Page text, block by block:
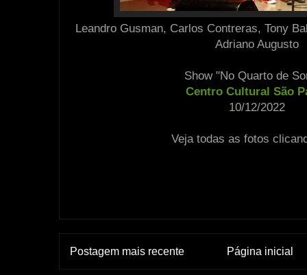
Leandro Gusman, Carlos Contreras, Tony
Adriano Augusto
Show "No Quarto de
Centro Cultural São
10/12/2022
Veja todas as fotos
Postagem mais recente Página inicial